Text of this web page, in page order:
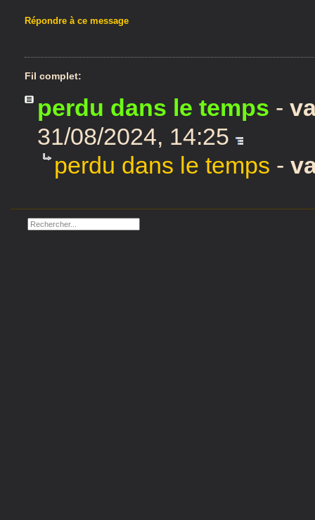
Répondre à ce message
Fil complet:
perdu dans le temps -
31/08/2024, 14:25
perdu dans le temps -